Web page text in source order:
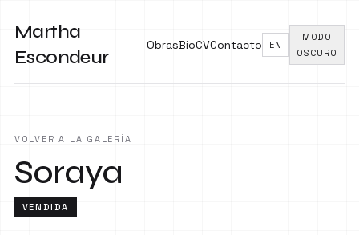
Martha
Escondeur
ObrasBioCVContacto EN
MODO
OSCURO
VOLVER A LA GALERÍA
Soraya
VENDIDA